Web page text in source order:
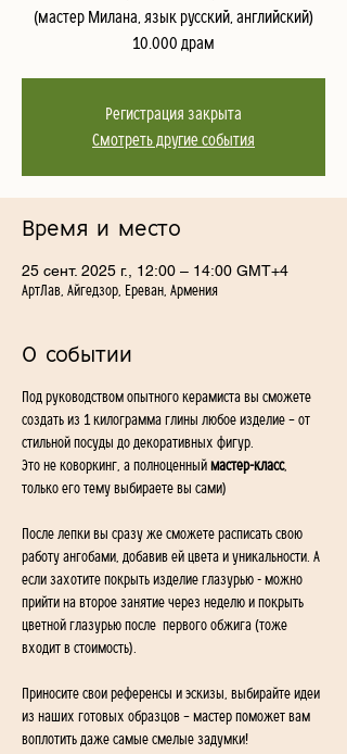
(мастер Милана, язык русский, английский)
10.000 драм
Регистрация закрыта
Смотреть другие события
Время и место
25 сент. 2025 г., 12:00 – 14:00 GMT+4
АртЛав, Айгедзор, Ереван, Армения
О событии
Под руководством опытного керамиста вы сможете
создать из 1 килограмма глины любое изделие – от
стильной посуды до декоративных фигур.
Это не коворкинг, а полноценный мастер-класс,
только его тему выбираете вы сами)
После лепки вы сразу же сможете расписать свою
работу ангобами, добавив ей цвета и уникальности. А
если захотите покрыть изделие глазурью - можно
прийти на второе занятие через неделю и покрыть
цветной глазурью после  первого обжига (тоже
входит в стоимость).
Приносите свои референсы и эскизы, выбирайте идеи
из наших готовых образцов – мастер поможет вам
воплотить даже самые смелые задумки!